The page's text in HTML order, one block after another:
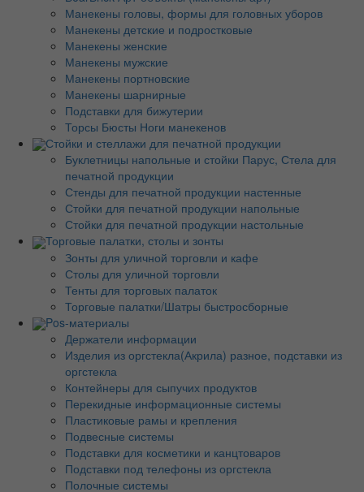
Манекены головы, формы для головных уборов
Манекены детские и подростковые
Манекены женские
Манекены мужские
Манекены портновские
Манекены шарнирные
Подставки для бижутерии
Торсы Бюсты Ноги манекенов
Стойки и стеллажи для печатной продукции
Буклетницы напольные и стойки Парус, Стела для
печатной продукции
Стенды для печатной продукции настенные
Стойки для печатной продукции напольные
Стойки для печатной продукции настольные
Торговые палатки, столы и зонты
Зонты для уличной торговли и кафе
Столы для уличной торговли
Тенты для торговых палаток
Торговые палатки/Шатры быстросборные
Pos-материалы
Держатели информации
Изделия из оргстекла(Акрила) разное, подставки из
оргстекла
Контейнеры для сыпучих продуктов
Перекидные информационные системы
Пластиковые рамы и крепления
Подвесные системы
Подставки для косметики и канцтоваров
Подставки под телефоны из оргстекла
Полочные системы